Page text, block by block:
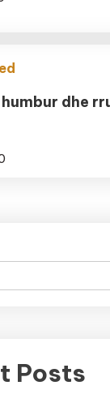
dhe
Posts